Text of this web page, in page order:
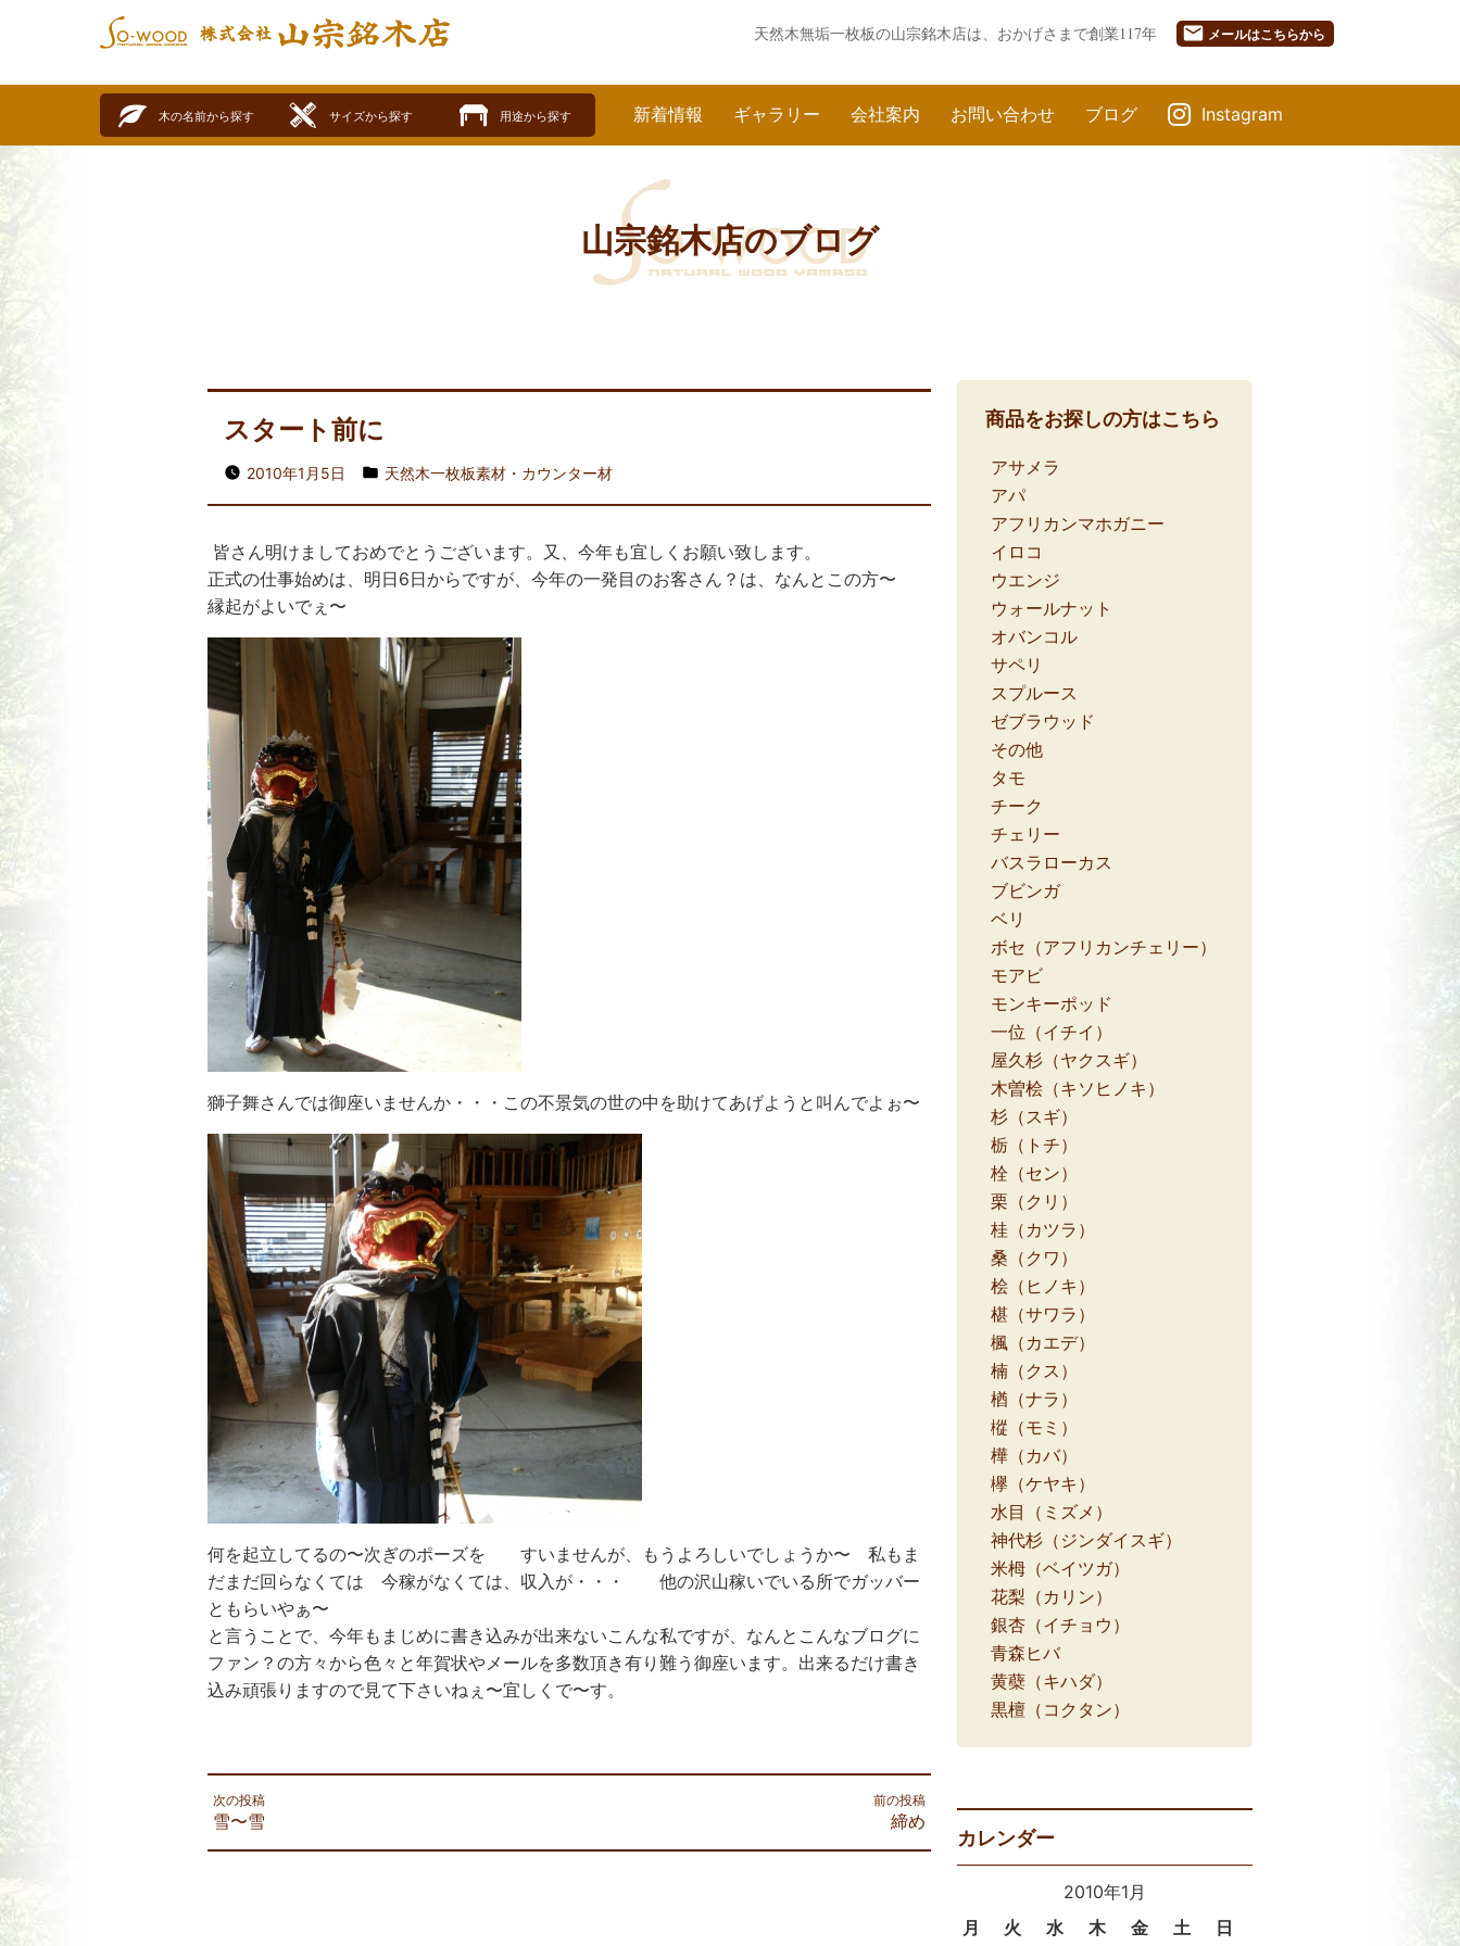
天然木無垢一枚板の山宗銘木店は、おかげさまで創業117年 mail メールはこちらから
木の名前から探す サイズから探す 用途から探す 新着情報 ギャラリー 会社案内 お問い合わせ ブログ Instagram
山宗銘木店のブログ
スタート前に
2010年1月5日 天然木一枚板素材・カウンター材
皆さん明けましておめでとうございます。又、今年も宜しくお願い致します。
正式の仕事始めは、明日6日からですが、今年の一発目のお客さん？は、なんとこの方〜
縁起がよいでぇ〜
獅子舞さんでは御座いませんか・・・この不景気の世の中を助けてあげようと叫んでよぉ〜
何を起立してるの〜次ぎのポーズを すいませんが、もうよろしいでしょうか〜 私もま
だまだ回らなくては 今稼がなくては、収入が・・・ 他の沢山稼いでいる所でガッバー
ともらいやぁ〜
と言うことで、今年もまじめに書き込みが出来ないこんな私ですが、なんとこんなブログに
ファン？の方々から色々と年賀状やメールを多数頂き有り難う御座います。出来るだけ書き
込み頑張りますので見て下さいねぇ〜宜しくで〜す。
前の投稿
締め
次の投稿
雪〜雪
商品をお探しの方はこちら
アサメラ
アパ
アフリカンマホガニー
イロコ
ウエンジ
ウォールナット
オバンコル
サペリ
スプルース
ゼブラウッド
その他
タモ
チーク
チェリー
バスラローカス
ブビンガ
ベリ
ボセ（アフリカンチェリー）
モアビ
モンキーポッド
一位（イチイ）
屋久杉（ヤクスギ）
木曽桧（キソヒノキ）
杉（スギ）
栃（トチ）
栓（セン）
栗（クリ）
桂（カツラ）
桑（クワ）
桧（ヒノキ）
椹（サワラ）
楓（カエデ）
楠（クス）
楢（ナラ）
樅（モミ）
樺（カバ）
欅（ケヤキ）
水目（ミズメ）
神代杉（ジンダイスギ）
米栂（ベイツガ）
花梨（カリン）
銀杏（イチョウ）
青森ヒバ
黄蘗（キハダ）
黒檀（コクタン）
カレンダー
2010年1月
月
火 水 木 金 土 日